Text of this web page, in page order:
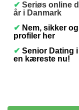
✔ Seriøs online
år i Danmark
✔ Nem, sikker
profiler her
✔ Senior Dating
en kæreste nu!